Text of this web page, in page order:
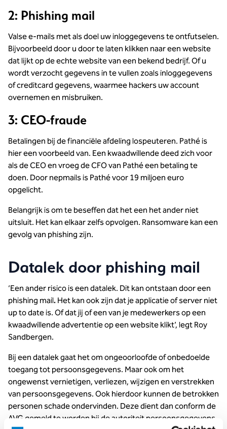
2: Phishing mail
Valse e-mails met als doel uw inloggegevens te ontfutselen.
Bijvoorbeeld door u door te laten klikken naar een website
dat lijkt op de echte website van een bekend bedrijf. Of u
wordt verzocht gegevens in te vullen zoals inloggegevens
of creditcard gegevens, waarmee hackers uw account
overnemen en misbruiken.
3: CEO-fraude
Betalingen bij de financiële afdeling lospeuteren. Pathé is
hier een voorbeeld van. Een kwaadwillende deed zich voor
als de CEO en vroeg de CFO van Pathé een betaling te
doen. Door nepmails is Pathé voor 19 miljoen euro
opgelicht.
Belangrijk is om te beseffen dat het een het ander niet
uitsluit. Het kan elkaar zelfs opvolgen. Ransomware kan een
gevolg van phishing zijn.
Datalek door phishing mail
‘Een ander risico is een datalek. Dit kan ontstaan door een
phishing mail. Het kan ook zijn dat je applicatie of server niet
up to date is. Of dat jij of een van je medewerkers op een
kwaadwillende advertentie op een website klikt’, legt Roy
Sandbergen.
Bij een datalek gaat het om ongeoorloofde of onbedoelde
toegang tot persoonsgegevens. Maar ook om het
ongewenst vernietigen, verliezen, wijzigen en verstrekken
van persoonsgegevens. Ook hierdoor kunnen de betrokken
personen schade ondervinden. Deze dient dan conform de
AVG gemeld te worden bij de autoriteit persoonsgegevens.